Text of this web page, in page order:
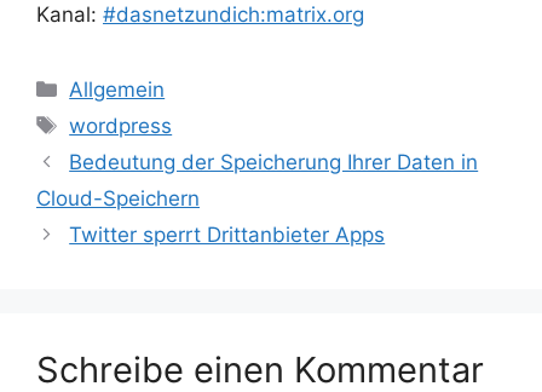
Kanal: #dasnetzundich:matrix.org
Kategorien
Allgemein
Schlagwörter
wordpress
Bedeutung der Speicherung Ihrer Daten in
Cloud-Speichern
Twitter sperrt Drittanbieter Apps
Schreibe einen Kommentar